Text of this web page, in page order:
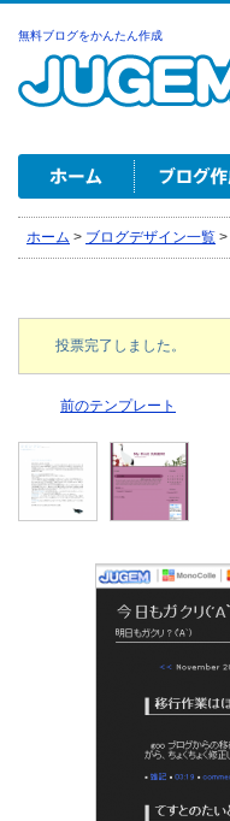
無料ブログをかんたん作成
ホーム > ブログデザイン一覧 >
投票完了しました。
前のテンプレート